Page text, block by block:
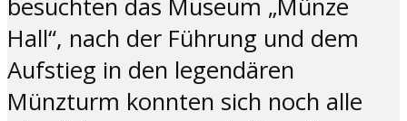
besuchten das Museum „Münze
Hall“, nach der Führung und dem
Aufstieg in den legendären
Münzturm konnten sich noch alle